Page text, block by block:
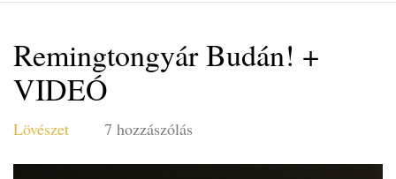
Remingtongyár Budán! +
VIDEÓ
Lövészet 7 hozzászólás